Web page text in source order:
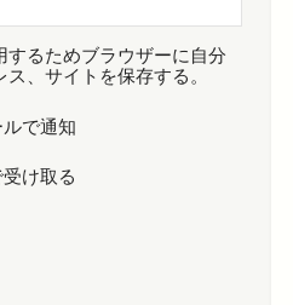
するためブラウザーに自分
、サイトを保存する。
で通知
け取る